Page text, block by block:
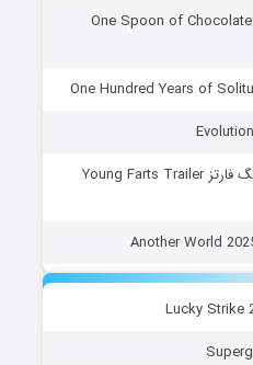
دانلود فیلم یک قاشق شکلات One Spoon of Chocolate
دانلود مستند قطعات تریلر یانگ فارتز Young Farts Trailer